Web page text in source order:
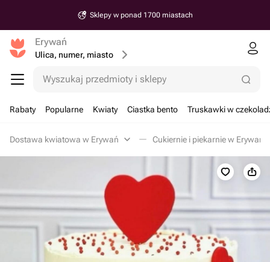
Sklepy w ponad 1700 miastach
Erywań
Ulica, numer, miasto
Wyszukaj przedmioty i sklepy
Rabaty Popularne Kwiaty Ciastka bento Truskawki w
Dostawa kwiatowa w Erywań Cukiernie i piekarnie w Erywań